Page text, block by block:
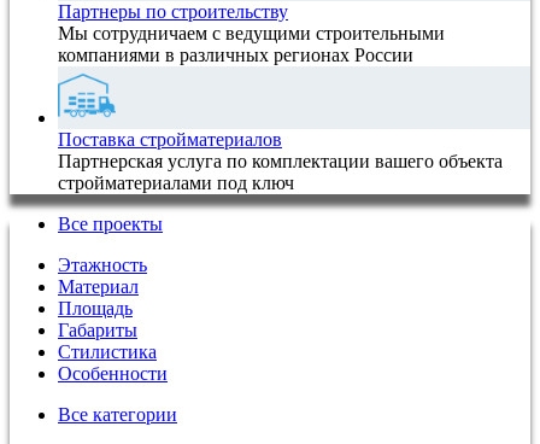
Партнеры по строительству
Мы сотрудничаем с ведущими строительными
компаниями в различных регионах России
Поставка стройматериалов
Партнерская услуга по комплектации вашего объекта
стройматериалами под ключ
Все проекты
Этажность
Материал
Площадь
Габариты
Стилистика
Особенности
Все категории